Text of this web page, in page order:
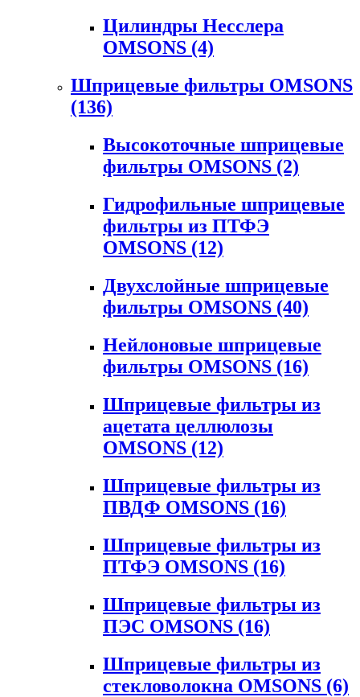
Цилиндры Несслера
OMSONS (4)
Шприцевые фильтры OMSONS
(136)
Высокоточные шприцевые
фильтры OMSONS (2)
Гидрофильные шприцевые
фильтры из ПТФЭ
OMSONS (12)
Двухслойные шприцевые
фильтры OMSONS (40)
Нейлоновые шприцевые
фильтры OMSONS (16)
Шприцевые фильтры из
ацетата целлюлозы
OMSONS (12)
Шприцевые фильтры из
ПВДФ OMSONS (16)
Шприцевые фильтры из
ПТФЭ OMSONS (16)
Шприцевые фильтры из
ПЭС OMSONS (16)
Шприцевые фильтры из
стекловолокна OMSONS (6)